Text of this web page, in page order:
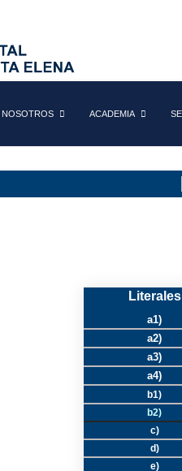
NOSOTROS ACADEMIA
Literales
a1)
a2)
a3)
a4)
b1)
b2)
c)
d)
e)